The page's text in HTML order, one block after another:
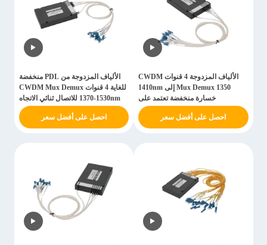
الألياف المزدوجة 4 قنوات CWDM
Mux Demux 1350 إلى 1410nm
خسارة منخفضة تعتمد على
احصل على أفضل سعر
الألياف المزدوجة من PDL منخفضة
للغاية 4 قنوات CWDM Mux Demux
1370-1530nm للاتصال ثنائي الاتجاه
والأداء الأمثل
احصل على أفضل سعر